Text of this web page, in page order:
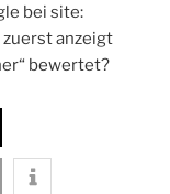
bei site:
anzeigt
bewertet?